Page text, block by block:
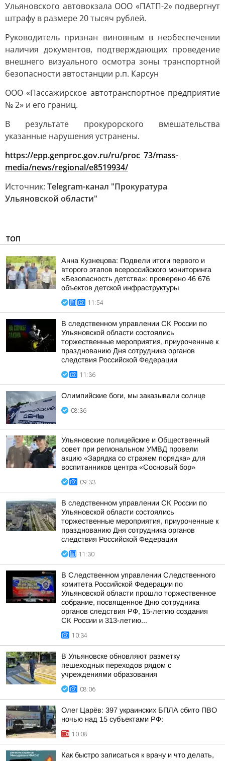
Ульяновского автовокзала ООО «ПАТП-2» подвергнут
штрафу в размере 20 тысяч рублей.
Руководитель признан виновным в необеспечении
наличия документов, подтверждающих проведение
внешнего визуального осмотра зоны транспортной
безопасности автостанции р.п. Карсун
ООО «Пассажирское автотранспортное предприятие
№ 2» и его границ.
В результате прокурорского вмешательства
указанные нарушения устранены.
https://epp.genproc.gov.ru/ru/proc_73/mass-
media/news/regional/e8519934/
Источник: Telegram-канал "Прокуратура
Ульяновской области"
ТОП
Анна Кузнецова: Подвели итоги первого и
второго этапов всероссийского мониторинга
«Безопасность детства»: проверено 46 676
объектов детской инфраструктуры
11:54
В следственном управлении СК России по
Ульяновской области состоялись
торжественные мероприятия, приуроченные к
празднованию Дня сотрудника органов
следствия Российской Федерации
11:36
Олимпийские боги, мы заказывали солнце
08:36
Ульяновские полицейские и Общественный
совет при региональном УМВД провели
акцию «Зарядка со стражем порядка» для
воспитанников центра «Сосновый бор»
09:33
В следственном управлении СК России по
Ульяновской области состоялись
торжественные мероприятия, приуроченные к
празднованию Дня сотрудника органов
следствия Российской Федерации
11:30
В Следственном управлении Следственного
комитета Российской Федерации по
Ульяновской области прошло торжественное
собрание, посвященное Дню сотрудника
органов следствия РФ, 15-летию создания
СК России и 313-летию...
10:34
В Ульяновске обновляют разметку
пешеходных переходов рядом с
учреждениями образования
08:06
Олег Царёв: 397 украинских БПЛА сбито ПВО
ночью над 15 субъектами РФ:
10:08
Как быстро записаться к врачу и что делать,